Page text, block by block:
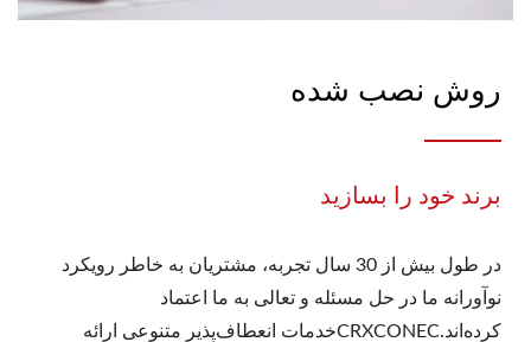
روش نصب شده
برند خود را بسازید
در طول بیش از 30 سال تجربه، مشتریان به خاطر رویکرد
نوآورانه ما در حل مسئله و تعالی به ما اعتماد
کرده‌اند.CRXCONECخدمات انعطاف‌پذیر متنوعی ارائه